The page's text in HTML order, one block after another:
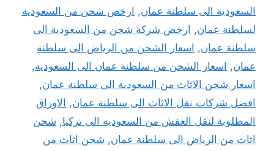
السعودية الى سلطنة عمان, ارخص شحن من السعودية
لسلطنة عمان, ارخص شركة شحن من السعودية الى
سلطنة عمان, اسعار الشحن من الرياض الى سلطنة
عمان, اسعار الشحن من سلطنة عمان الى السعودية,
اسعار شحن الاثاث من السعودية الى سلطنة عمان,
افضل شركات نقل الاثاث الى سلطنة عمان,
الاوراق
المطلوبة لنقل العفش من السعودية الى تركيا, شحن
اثاث من الرياض الى سلطنة عمان, شحن اثاث من